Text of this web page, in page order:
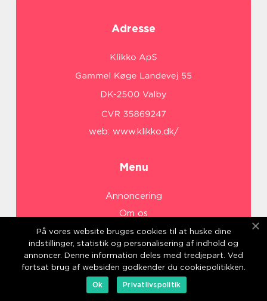
Adresse
web: www.klikko.dk/
Menu
Annoncering
Om os
Cookies
Kontakt os
Sitemap
På vores website bruges cookies til at huske dine
indstillinger, statistik og personalisering af indhold og
annoncer. Denne information deles med tredjepart. Ved
fortsat brug af websiden godkender du cookiepolitikken.
Ok
Privatlivspolitik